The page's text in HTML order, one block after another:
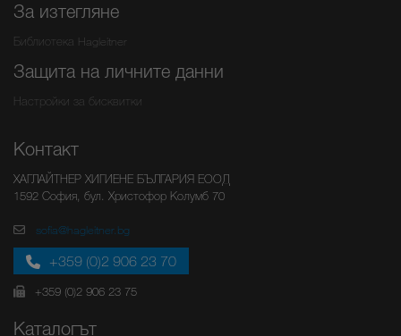
За изтегляне
Библиотека Hagleitner
Защита на личните данни
Настройки за бисквитки
Контакт
ХАГЛАЙТНЕР ХИГИЕНЕ БЪЛГАРИЯ ЕООД
1592 София, бул. Христофор Колумб 70
sofia@hagleitner.bg
+359 (0)2 906 23 70
+359 (0)2 906 23 75
Каталогът